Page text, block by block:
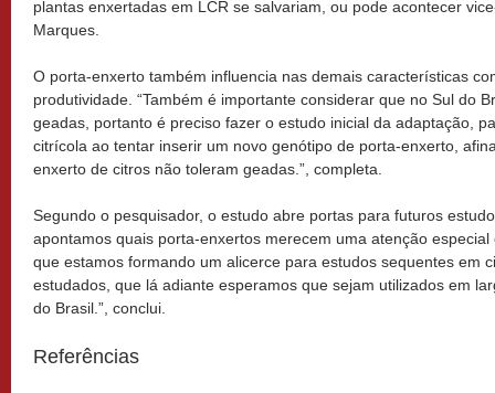
plantas enxertadas em LCR se salvariam, ou pode acontecer
Marques.
O porta-enxerto também influencia nas demais características
produtividade. “Também é importante considerar que no Sul do
geadas, portanto é preciso fazer o estudo inicial da adaptação,
citrícola ao tentar inserir um novo genótipo de porta-enxerto,
enxerto de citros não toleram geadas.”, completa.
Segundo o pesquisador, o estudo abre portas para futuros
apontamos quais porta-enxertos merecem uma atenção
que estamos formando um alicerce para estudos sequentes em
estudados, que lá adiante esperamos que sejam utilizados em
do Brasil.”, conclui.
Referências